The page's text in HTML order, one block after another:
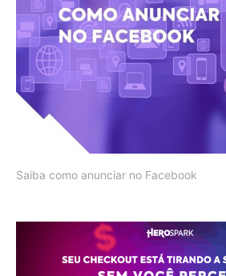
Saiba como anunciar no Facebook